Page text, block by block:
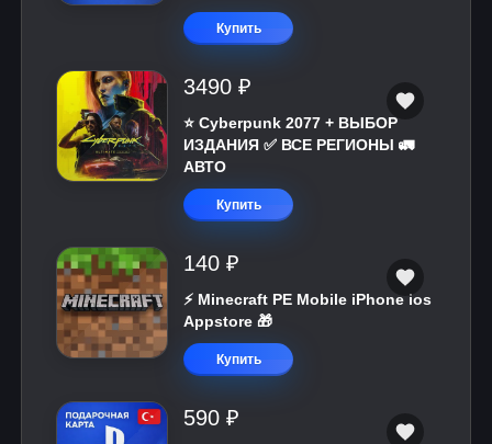
Купить
3490 ₽
⭐ Cyberpunk 2077 + ВЫБОР
ИЗДАНИЯ ✅ ВСЕ РЕГИОНЫ 🚛
АВТО
Купить
140 ₽
⚡️ Minecraft PE Mobile iPhone ios
Appstore 🎁
Купить
590 ₽